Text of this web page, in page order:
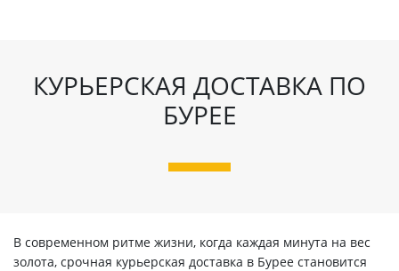
КУРЬЕРСКАЯ ДОСТАВКА ПО
БУРЕЕ
В современном ритме жизни, когда каждая минута на вес
золота, срочная курьерская доставка в Бурее становится